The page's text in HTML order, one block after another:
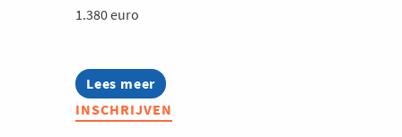
1.380 euro
Lees meer
about
Duurzaamheidsmanagers
INSCHRIJVEN